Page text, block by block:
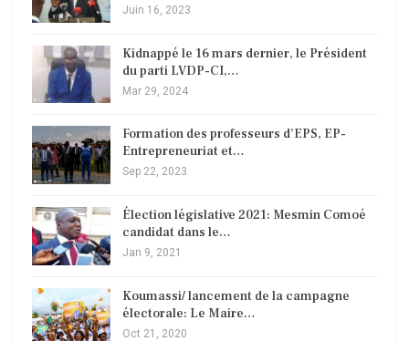
Juin 16, 2023
Kidnappé le 16 mars dernier, le Président
du parti LVDP-CI,…
Mar 29, 2024
Formation des professeurs d’EPS, EP-
Entrepreneuriat et…
Sep 22, 2023
Élection législative 2021: Mesmin Comoé
candidat dans le…
Jan 9, 2021
Koumassi/ lancement de la campagne
électorale: Le Maire…
Oct 21, 2020